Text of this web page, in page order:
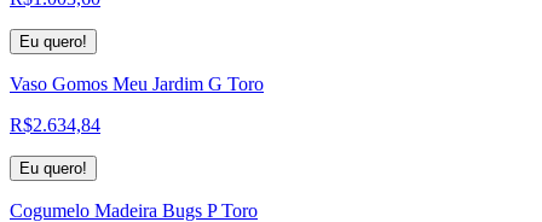
Eu quero!
Vaso Gomos Meu Jardim G Toro
R$2.634,84
Eu quero!
Cogumelo Madeira Bugs P Toro